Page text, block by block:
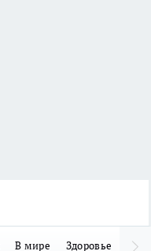
В мире Здоровье